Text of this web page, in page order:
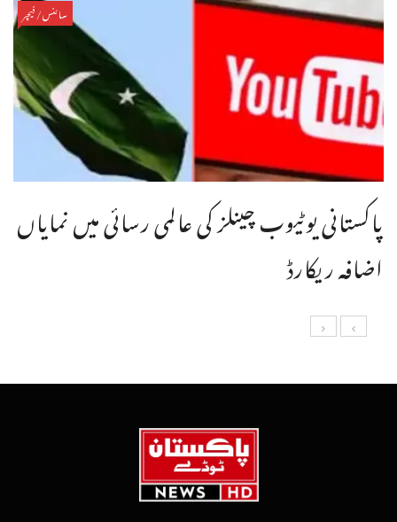
سائنس/فیچر
پاکستانی یوٹیوب چینلز کی عالمی رسائی میں نمایاں
اضافہ ریکارڈ